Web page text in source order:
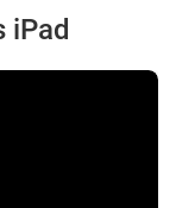
iPad